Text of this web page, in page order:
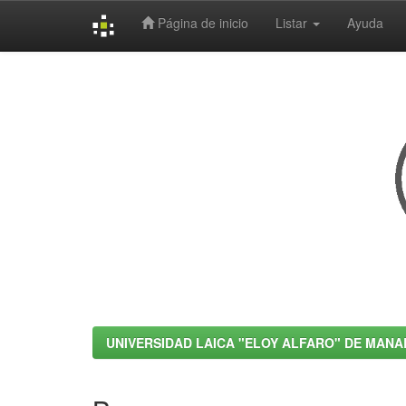
Página de inicio Listar Ayuda
UNIVERSIDAD LAICA "ELOY ALFARO" DE